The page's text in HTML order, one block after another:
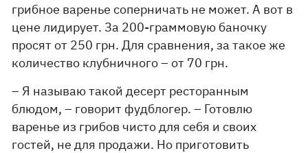
грибное варенье соперничать не может. А вот в
цене лидирует. За 200-граммовую баночку
просят от 250 грн. Для сравнения, за такое же
количество клубничного – от 70 грн.
– Я называю такой десерт ресторанным
блюдом, – говорит фудблогер. – Готовлю
варенье из грибов чисто для себя и своих
гостей, не для продажи. Но приготовить